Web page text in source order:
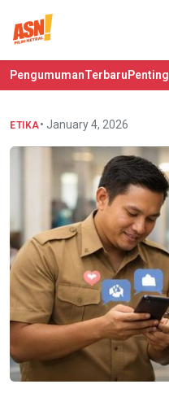
PengumumanTerbaruPenting
ETIKA• January 4, 2026